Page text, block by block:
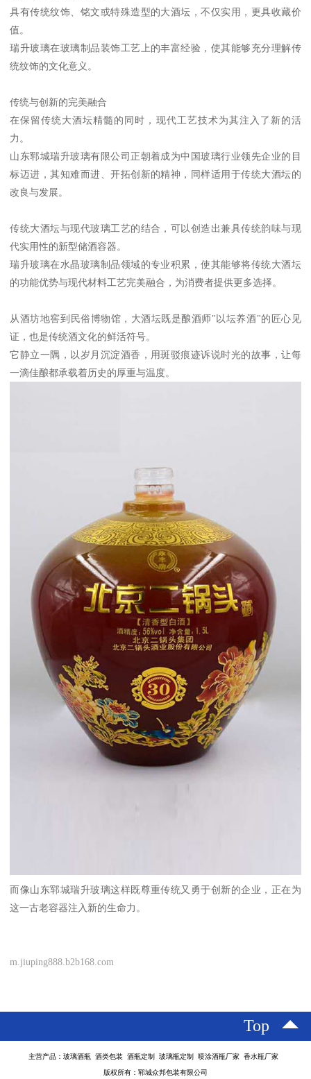
具有传统纹饰、铭文或特殊造型的大酒坛，不仅实用，更具收藏价
值。
瑞升玻璃在玻璃制品装饰工艺上的丰富经验，使其能够充分理解传
统纹饰的文化意义。
传统与创新的完美融合
在保留传统大酒坛精髓的同时，现代工艺技术为其注入了新的活
力。
山东郓城瑞升玻璃有限公司正朝着成为中国玻璃行业领先企业的目
标迈进，其知难而进、开拓创新的精神，同样适用于传统大酒坛的
改良与发展。
传统大酒坛与现代玻璃工艺的结合，可以创造出兼具传统韵味与现
代实用性的新型储酒容器。
瑞升玻璃在水晶玻璃制品领域的专业积累，使其能够将传统大酒坛
的功能优势与现代材料工艺完美融合，为消费者提供更多选择。
从酒坊地窖到民俗博物馆，大酒坛既是酿酒师"以坛养酒"的匠心见
证，也是传统酒文化的鲜活符号。
它静立一隅，以岁月沉淀酒香，用斑驳痕迹诉说时光的故事，让每
一滴佳酿都承载着历史的厚重与温度。
而像山东郓城瑞升玻璃这样既尊重传统又勇于创新的企业，正在为
这一古老容器注入新的生命力。
m.jiuping888.b2b168.com
Top
主营产品：玻璃酒瓶 酒类包装 酒瓶定制 玻璃瓶定制 喷涂酒瓶厂家 香水瓶厂家
版权所有：郓城众邦包装有限公司